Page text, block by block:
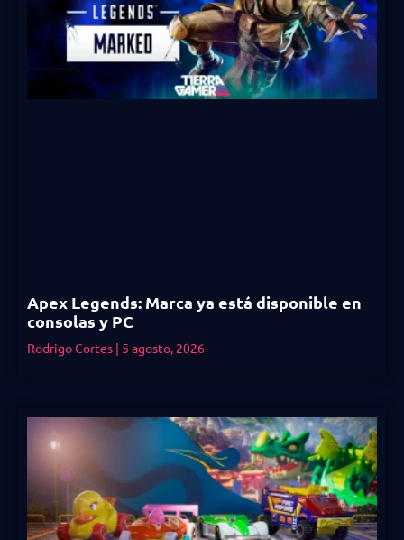
Apex Legends: Marca ya está disponible en
consolas y PC
Rodrigo Cortes 5 agosto, 2026